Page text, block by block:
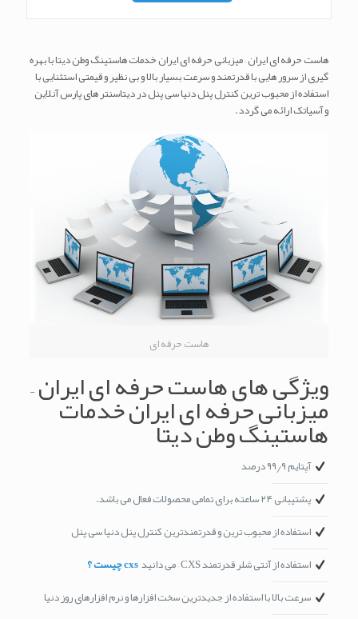
هاست حرفه ای ایران – میزبانی حرفه ای ایران خدمات هاستینگ وطن دیتا با بهره
گیری از سرور هایی با قدرتمند و سرعت بسیار بالا و بی نظیر و قیمتی استثنایی با
استفاده از محبوب ترین کنترل پنل دنیا سی پنل در دیتاسنتر های پارس آنلاین
و آسیاتک ارائه می گردد.
هاست حرفه ای
ویژگی های هاست حرفه ای ایران –
میزبانی حرفه ای ایرانخدمات هاستینگ وطن دیتا
آپتایم ۹۹٫۹ درصد
پشتیبانی ۲۴ ساعته برای تمامی محصولات فعال می باشد.
استفاده از محبوب ترین و قدرتمندترین کنترل پنل دنیا سی پنل
استفاده از آنتی شلر قدرتمند CXS – می دانید
cxs چیست ؟
سرعت بالا با استفاده از جدیدترین سخت افزارها و نرم افزارهای روز دنیا